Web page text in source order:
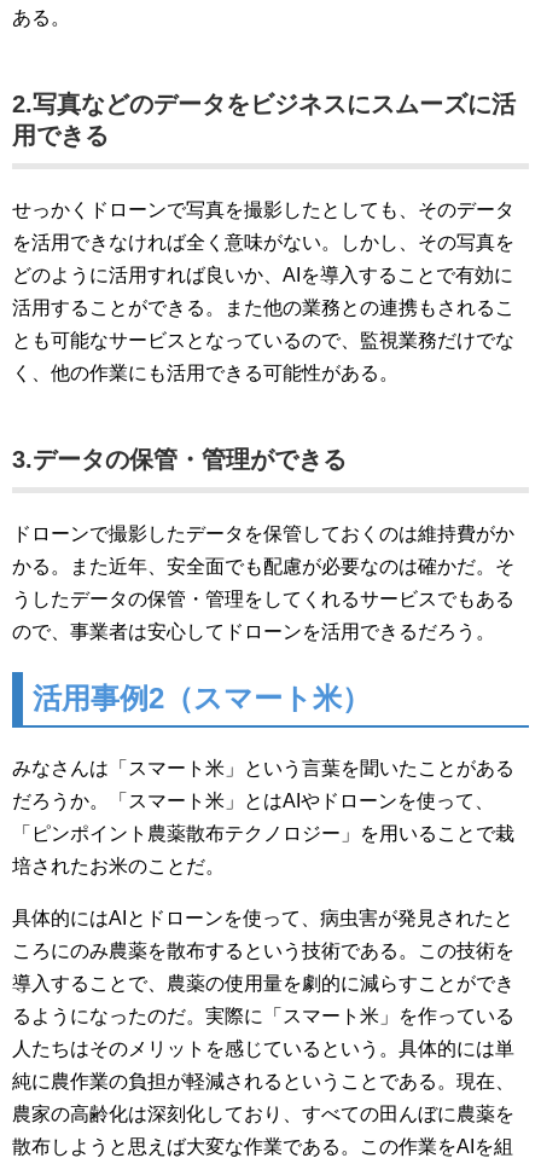
ある。
2.写真などのデータをビジネスにスムーズに活
用できる
せっかくドローンで写真を撮影したとしても、そのデータ
を活用できなければ全く意味がない。しかし、その写真を
どのように活用すれば良いか、AIを導入することで有効に
活用することができる。また他の業務との連携もされるこ
とも可能なサービスとなっているので、監視業務だけでな
く、他の作業にも活用できる可能性がある。
3.データの保管・管理ができる
ドローンで撮影したデータを保管しておくのは維持費がか
かる。また近年、安全面でも配慮が必要なのは確かだ。そ
うしたデータの保管・管理をしてくれるサービスでもある
ので、事業者は安心してドローンを活用できるだろう。
活用事例2（スマート米）
みなさんは「スマート米」という言葉を聞いたことがある
だろうか。
「スマート米」とはAIやドローンを使って、
「ピンポイント農薬散布テクノロジー」を用いることで栽
培されたお米のことだ。
具体的にはAIとドローンを使って、病虫害が発見されたと
ころにのみ農薬を散布するという技術である。この技術を
導入することで、農薬の使用量を劇的に減らすことができ
るようになったのだ。実際に「スマート米」を作っている
人たちはそのメリットを感じているという。具体的には単
純に農作業の負担が軽減されるということである。現在、
農家の高齢化は深刻化しており、すべての田んぼに農薬を
散布しようと思えば大変な作業である。この作業をAIを組